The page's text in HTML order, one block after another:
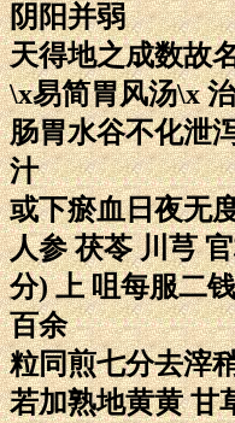
阴阳并弱
天得地之成数故
\x易简胃风汤\x
肠胃水谷不化泄
汁
或下瘀血日夜无
人参 茯苓 川芎
分) 上 咀每服二
百余
粒同煎七分去滓
若加熟地黄黄 甘